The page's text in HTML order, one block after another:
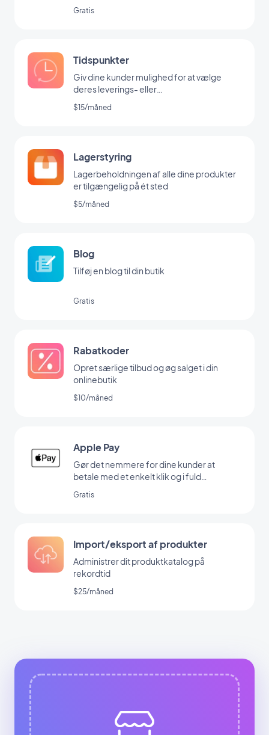
Gratis
Tidspunkter
Giv dine kunder mulighed for at vælge
deres leverings- eller
afhentningstidspunkt
$15/måned
Lagerstyring
Lagerbeholdningen af alle dine produkter
er tilgængelig på ét sted
$5/måned
Blog
Tilføj en blog til din butik
Gratis
Rabatkoder
Opret særlige tilbud og øg salget i din
onlinebutik
$10/måned
Apple Pay
Gør det nemmere for dine kunder at
betale med et enkelt klik og i fuld
Gratis
Import/eksport af produkter
Administrer dit produktkatalog på
rekordtid
$25/måned